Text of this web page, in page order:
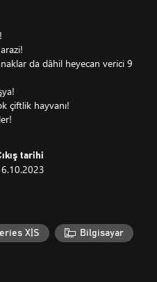
da dâhil heyecan verici 9
çiftlik hayvanı!
tarihi
X|S Bilgisayar